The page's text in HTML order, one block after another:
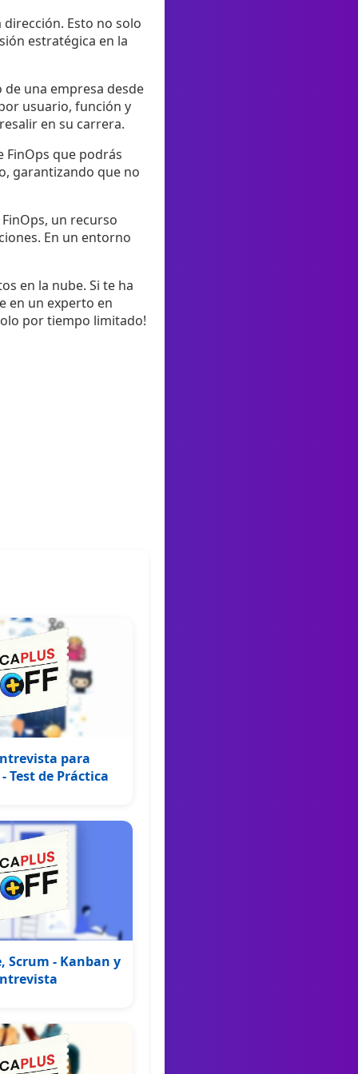
dirección. Esto no solo
estratégica en la
una empresa desde
usuario, función y
en su carrera.
FinOps que podrás
garantizando que no
un recurso
En un entorno
en la nube. Si te ha
en un experto en
por tiempo limitado!
para
Test de Práctica
Scrum - Kanban y